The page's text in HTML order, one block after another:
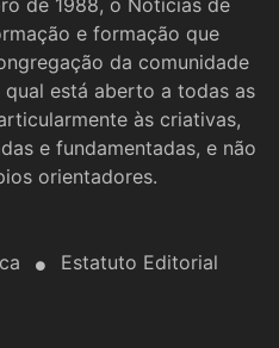
e formação que
da comunidade
está aberto a todas as
às criativas,
e fundamentadas, e não
orientadores.
Estatuto Editorial